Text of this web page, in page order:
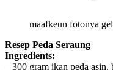
maafkeun fotonya
Resep Peda Seraung
Ingredients:
– 300 gram ikan peda asin,